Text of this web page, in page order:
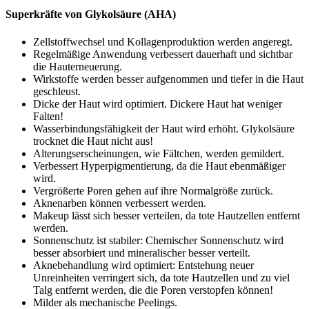
Superkräfte von Glykolsäure (AHA)
Zellstoffwechsel und Kollagenproduktion werden angeregt.
Regelmäßige Anwendung verbessert dauerhaft und sichtbar
die Hauterneuerung.
Wirkstoffe werden besser aufgenommen und tiefer in die Haut
geschleust.
Dicke der Haut wird optimiert. Dickere Haut hat weniger
Falten!
Wasserbindungsfähigkeit der Haut wird erhöht. Glykolsäure
trocknet die Haut nicht aus!
Alterungserscheinungen, wie Fältchen, werden gemildert.
Verbessert Hyperpigmentierung, da die Haut ebenmäßiger
wird.
Vergrößerte Poren gehen auf ihre Normalgröße zurück.
Aknenarben können verbessert werden.
Makeup lässt sich besser verteilen, da tote Hautzellen entfernt
werden.
Sonnenschutz ist stabiler: Chemischer Sonnenschutz wird
besser absorbiert und mineralischer besser verteilt.
Aknebehandlung wird optimiert: Entstehung neuer
Unreinheiten verringert sich, da tote Hautzellen und zu viel
Talg entfernt werden, die die Poren verstopfen können!
Milder als mechanische Peelings.